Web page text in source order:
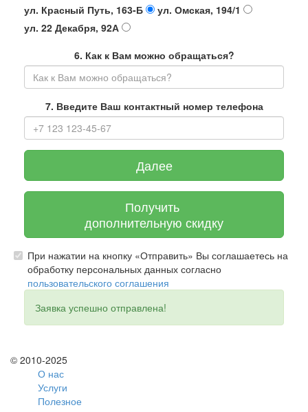
ул. Красный Путь, 163-Б
ул. Омская, 194/1
ул. 22 Декабря, 92А
6. Как к Вам можно обращаться?
7. Введите Ваш контактный номер телефона
Далее
Получить
дополнительную скидку
При нажатии на кнопку «Отправить» Вы соглашаетесь на
обработку персональных данных согласно
пользовательского соглашения
Заявка успешно отправлена!
© 2010-2025
О нас
Услуги
Полезное